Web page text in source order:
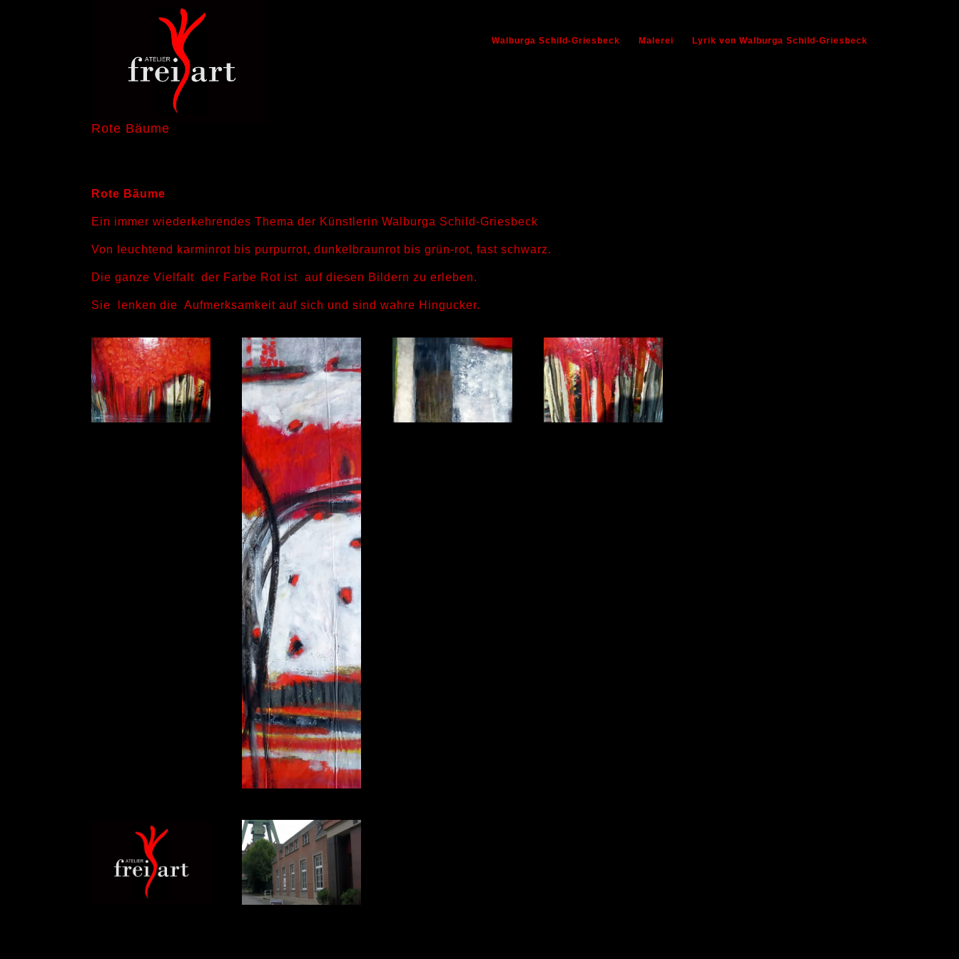
Walburga Schild-Griesbeck Malerei Lyrik von Walburga Schild-Griesbeck
Rote Bäume
Rote Bäume
Ein immer wiederkehrendes Thema der Künstlerin Walburga Schild-Griesbeck
Von leuchtend karminrot bis purpurrot, dunkelbraunrot bis grün-rot, fast schwarz.
Die ganze Vielfalt der Farbe Rot ist auf diesen Bildern zu erleben.
Sie lenken die Aufmerksamkeit auf sich und sind wahre Hingucker.